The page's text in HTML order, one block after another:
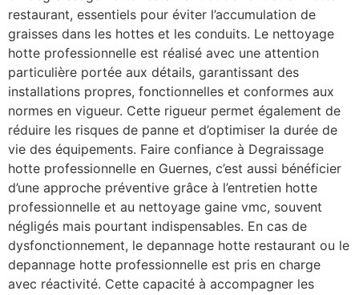
restaurant, essentiels pour éviter l’accumulation de
graisses dans les hottes et les conduits. Le nettoyage
hotte professionnelle est réalisé avec une attention
particulière portée aux détails, garantissant des
installations propres, fonctionnelles et conformes aux
normes en vigueur. Cette rigueur permet également de
réduire les risques de panne et d’optimiser la durée de
vie des équipements. Faire confiance à Degraissage
hotte professionnelle en Guernes, c’est aussi bénéficier
d’une approche préventive grâce à l’entretien hotte
professionnelle et au nettoyage gaine vmc, souvent
négligés mais pourtant indispensables. En cas de
dysfonctionnement, le depannage hotte restaurant ou le
depannage hotte professionnelle est pris en charge
avec réactivité. Cette capacité à accompagner les